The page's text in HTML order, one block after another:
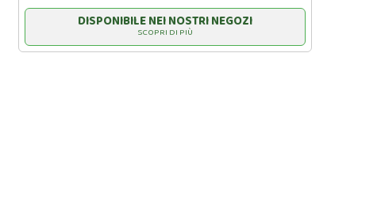
DISPONIBILE NEI NOSTRI NEGOZI
SCOPRI DI PIÙ